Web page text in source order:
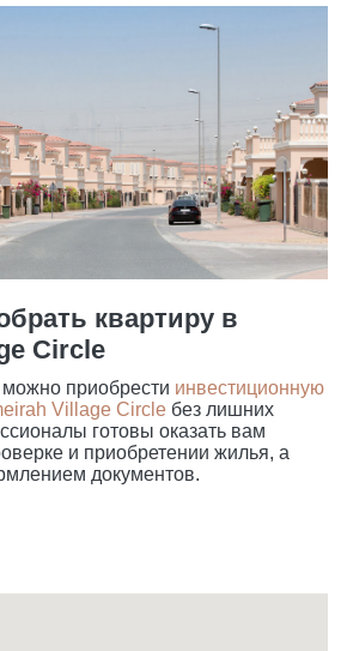
квартиру в
Circle
приобрести инвестиционную
Village Circle без лишних
готовы оказать вам
и приобретении жилья, а
документов.